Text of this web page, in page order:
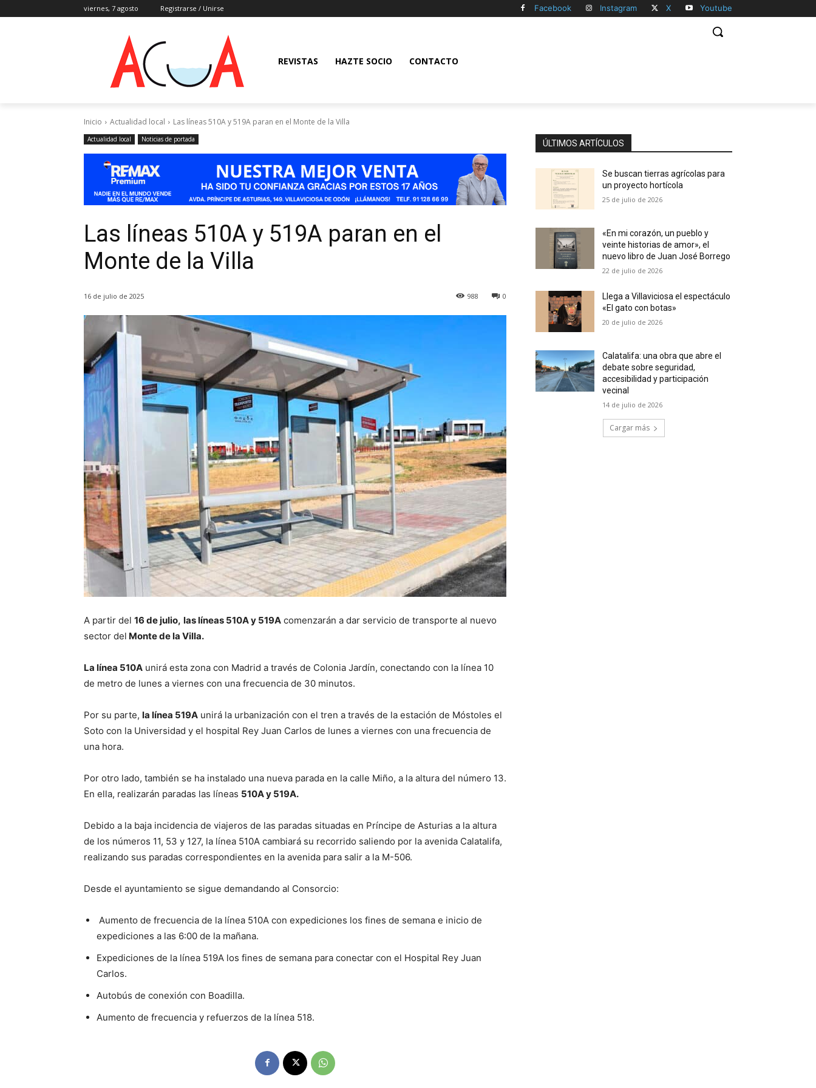
viernes, 7 agosto Registrarse / Unirse Facebook Instagram X Youtube
REVISTAS HAZTE SOCIO CONTACTO
Inicio Actualidad local Las líneas 510A y 519A paran en el Monte de la Villa
Actualidad local Noticias de portada
Las líneas 510A y 519A paran en el
Monte de la Villa
16 de julio de 2025 0
988
A partir del 16 de julio, las líneas 510A y 519A comenzarán a dar servicio de transporte al nuevo
sector del Monte de la Villa.
La línea 510A unirá esta zona con Madrid a través de Colonia Jardín, conectando con la línea 10
de metro de lunes a viernes con una frecuencia de 30 minutos.
Por su parte, la línea 519A unirá la urbanización con el tren a través de la estación de Móstoles el
Soto con la Universidad y el hospital Rey Juan Carlos de lunes a viernes con una frecuencia de
una hora.
Por otro lado, también se ha instalado una nueva parada en la calle Miño, a la altura del número 13.
En ella, realizarán paradas las líneas 510A y 519A.
Debido a la baja incidencia de viajeros de las paradas situadas en Príncipe de Asturias a la altura
de los números 11, 53 y 127, la línea 510A cambiará su recorrido saliendo por la avenida Calatalifa,
realizando sus paradas correspondientes en la avenida para salir a la M-506.
Desde el ayuntamiento se sigue demandando al Consorcio:
Aumento de frecuencia de la línea 510A con expediciones los fines de semana e inicio de
expediciones a las 6:00 de la mañana.
Expediciones de la línea 519A los fines de semana para conectar con el Hospital Rey Juan
Carlos.
Autobús de conexión con Boadilla.
Aumento de frecuencia y refuerzos de la línea 518.
ÚLTIMOS ARTÍCULOS
Se buscan tierras agrícolas para
un proyecto hortícola
25 de julio de 2026
«En mi corazón, un pueblo y
veinte historias de amor», el
nuevo libro de Juan José Borrego
22 de julio de 2026
Llega a Villaviciosa el espectáculo
«El gato con botas»
20 de julio de 2026
Calatalifa: una obra que abre el
debate sobre seguridad,
accesibilidad y participación
vecinal
14 de julio de 2026
Cargar más